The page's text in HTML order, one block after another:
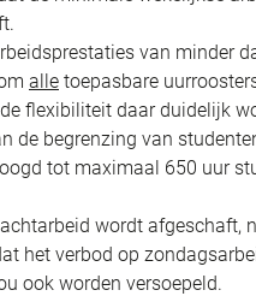
van minder
alle toepasbare
flexibiliteit daar duidelijk
de begrenzing van
tot maximaal 650 uur
wordt
het verbod op
ook worden versoepeld.